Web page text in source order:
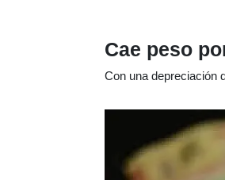
Cae peso
Con una depreciación